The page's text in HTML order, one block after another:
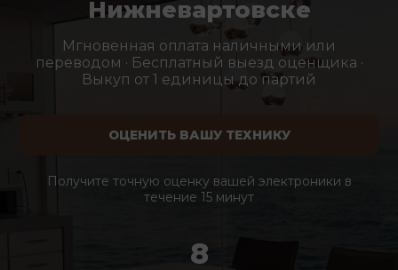
Нижневартовске
Мгновенная оплата наличными или
переводом · Бесплатный выезд оценщика ·
Выкуп от 1 единицы до партий
ОЦЕНИТЬ ВАШУ ТЕХНИКУ
Получите точную оценку вашей электроники в
течение 15 минут
8